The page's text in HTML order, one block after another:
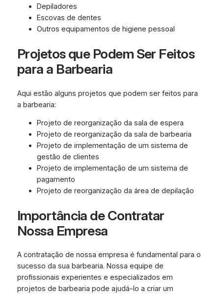
Depiladores
Escovas de dentes
Outros equipamentos de higiene pessoal
Projetos que Podem Ser Feitos
para a Barbearia
Aqui estão alguns projetos que podem ser feitos para
a barbearia:
Projeto de reorganização da sala de espera
Projeto de reorganização da sala de barbearia
Projeto de implementação de um sistema de
gestão de clientes
Projeto de implementação de um sistema de
pagamento
Projeto de reorganização da área de depilação
Importância de Contratar
Nossa Empresa
A contratação de nossa empresa é fundamental para o
sucesso da sua barbearia. Nossa equipe de
profissionais experientes e especializados em
projetos de barbearia pode ajudá-lo a criar um